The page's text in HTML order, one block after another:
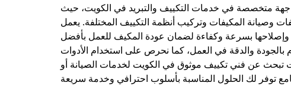
جهة متخصصة في خدمات التكييف والتبريد في الكويت، حيث
وصيانة المكيفات وتركيب أنظمة التكييف المختلفة. يعمل
بسرعة وكفاءة لضمان عودة المكيف للعمل بأفضل
بالجودة والدقة في العمل، كما نحرص على استخدام الأدوات
تبحث عن فني تكييف موثوق في الكويت لخدمات الصيانة أو